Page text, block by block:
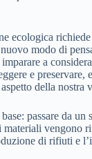
ecologica richiede
modo di
a
e preservare,
della nostra
passare da un
materiali vengono
di rifiuti e